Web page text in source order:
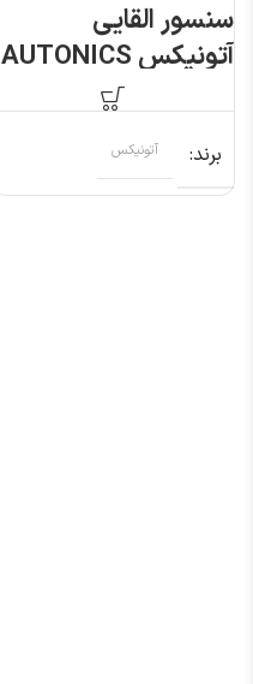
سنسور القایی
آتونیکس AUTONICS
PRL18-8DN
برند آتونیکس